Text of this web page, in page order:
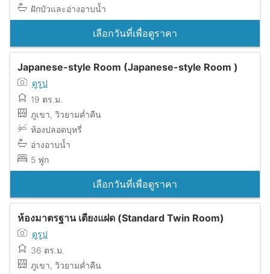
ฝักบัวและอ่างอาบน้ำ
เลือกวันที่เพื่อดูราคา
Japanese-style Room (Japanese-style Room )
ดูรูป
19 ตร.ม.
ภูเขา, วิวยามค่ำคืน
ห้องปลอดบุหรี่
อ่างอาบน้ำ
5 ฟูก
เลือกวันที่เพื่อดูราคา
ห้องมาตรฐาน เตียงแฝด (Standard Twin Room)
ดูรูป
36 ตร.ม.
ภูเขา, วิวยามค่ำคืน